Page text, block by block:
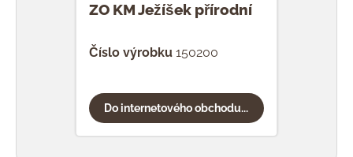
ZO KM Ježíšek přírodní
Číslo výrobku 150200
Do internetového obchodu...